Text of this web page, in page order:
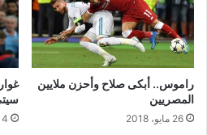
راموس.. أبكى صلاح وأحزن ملايين
المصريين
26 مايو، 2018 14